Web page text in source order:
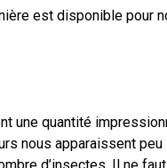
est disponible pour
une quantité
nous apparaissent